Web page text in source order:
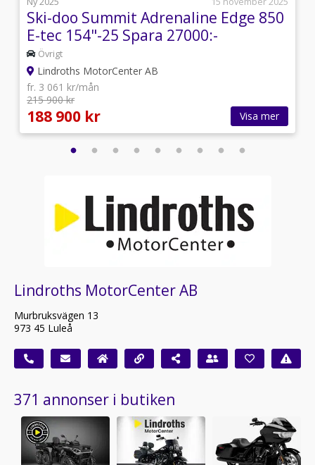
Ski-doo Summit Adrenaline Edge 850
E-tec 154"-25 Spara 27000:-
Övrigt
Lindroths MotorCenter AB
fr. 3 061 kr/mån
215 900 kr
188 900 kr Visa mer
Lindroths MotorCenter AB
Murbruksvägen 13
973 45 Luleå
371 annonser i butiken